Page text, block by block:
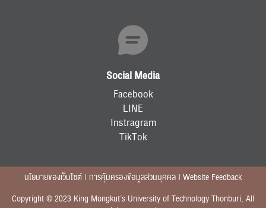
Social Media
Facebook
LINE
Instragram
TikTok
นโยบายของเว็บไซต์ | การคุ้มครองข้อมูลส่วนบุคคล I Website Feedback
Copyright © 2023 King Mongkut’s University of Technology Thonburi, All